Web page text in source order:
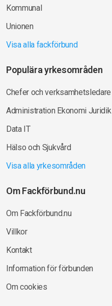
Kommunal
Unionen
Visa alla fackförbund
Populära yrkesområden
Chefer och verksamhetsledare
Administration Ekonomi Juridik
Data IT
Hälso och Sjukvård
Visa alla yrkesområden
Om Fackförbund.nu
Om Fackförbund.nu
Villkor
Kontakt
Information för förbunden
Om cookies